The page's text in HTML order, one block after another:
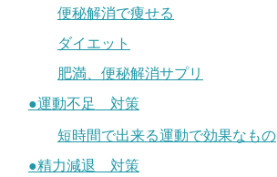
便秘解消で痩せる
ダイエット
肥満、便秘解消サプリ
●運動不足 対策
短時間で出来る運動で効果なもの
●精力減退 対策